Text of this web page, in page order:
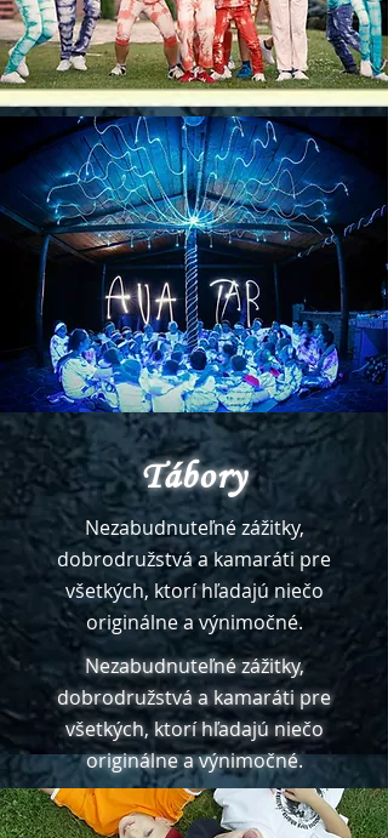
Tábory
Nezabudnuteľné zážitky,
dobrodružstvá a kamaráti pre
všetkých, ktorí hľadajú niečo
originálne a výnimočné.
Nezabudnuteľné zážitky,
dobrodružstvá a kamaráti pre
všetkých, ktorí hľadajú niečo
originálne a výnimočné.